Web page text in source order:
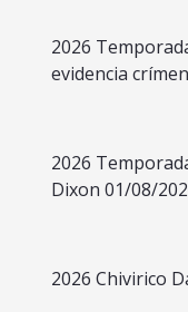
2026
evidencia
2026
Dixon 01/08/
2026 Chivirico